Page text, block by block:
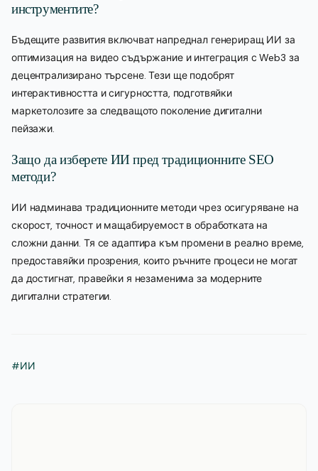
инструментите?
Бъдещите развития включват напреднал генериращ ИИ за
оптимизация на видео съдържание и интеграция с Web3 за
децентрализирано търсене. Тези ще подобрят
интерактивността и сигурността, подготвяйки
маркетолозите за следващото поколение дигитални
пейзажи.
Защо да изберете ИИ пред традиционните SEO
методи?
ИИ надминава традиционните методи чрез осигуряване на
скорост, точност и мащабируемост в обработката на
сложни данни. Тя се адаптира към промени в реално време,
предоставяйки прозрения, които ръчните процеси не могат
да достигнат, правейки я незаменима за модерните
дигитални стратегии.
#ИИ